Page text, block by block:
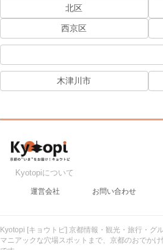
北区
西京区
木津川市
Kyotopiについて
運営会社 お問い合わせ
Kyotopi [キョウトピ] 京都情報・観光・旅行・グ
マニアックな穴場スポットまで、京都のおでか